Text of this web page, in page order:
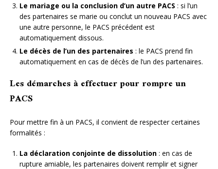
Le mariage ou la conclusion d’un autre PACS : si l’un
des partenaires se marie ou conclut un nouveau PACS avec
une autre personne, le PACS précédent est
automatiquement dissous.
Le décès de l’un des partenaires : le PACS prend fin
automatiquement en cas de décès de l’un des partenaires.
Les démarches à effectuer pour rompre un
PACS
Pour mettre fin à un PACS, il convient de respecter certaines
formalités :
La déclaration conjointe de dissolution : en cas de
rupture amiable, les partenaires doivent remplir et signer